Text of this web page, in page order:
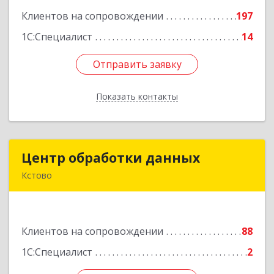
Клиентов на сопровождении
197
1С:Специалист
14
Отправить заявку
Показать контакты
Подробнее
Отправить заявку
Назад
Центр обработки данных
Кстово
Клиентов на сопровождении
88
1С:Специалист
2
Центр обработки данных
Подробнее